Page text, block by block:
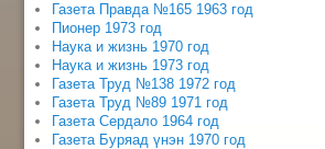
Газета Правда №165 1963 год
Пионер 1973 год
Наука и жизнь 1970 год
Наука и жизнь 1973 год
Газета Труд №138 1972 год
Газета Труд №89 1971 год
Газета Сердало 1964 год
Газета Буряад үнэн 1970 год